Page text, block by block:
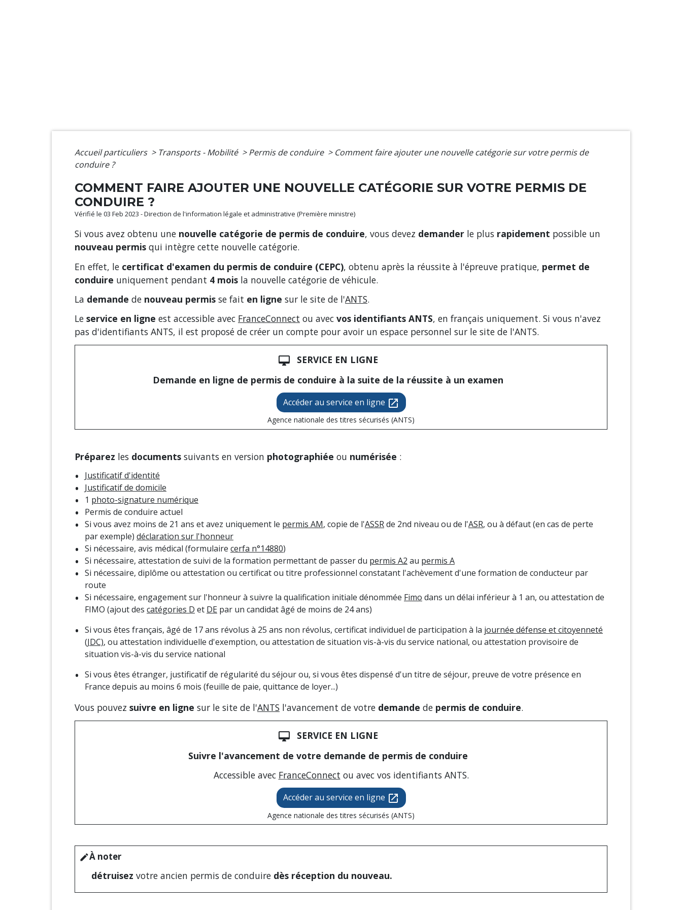
Accueil particuliers > Transports - Mobilité > Permis de conduire > Comment faire ajouter une nouvelle catégorie sur votre permis de
conduire ?
COMMENT FAIRE AJOUTER UNE NOUVELLE CATÉGORIE SUR VOTRE PERMIS DE
CONDUIRE ?
Vérifié le 03 Feb 2023 - Direction de l'information légale et administrative (Première ministre)
Si vous avez obtenu une nouvelle catégorie de permis de conduire, vous devez demander le plus rapidement possible un
nouveau permis qui intègre cette nouvelle catégorie.
En effet, le certificat d'examen du permis de conduire (CEPC), obtenu après la réussite à l'épreuve pratique, permet de
conduire uniquement pendant 4 mois la nouvelle catégorie de véhicule.
La demande de nouveau permis se fait en ligne sur le site de l'ANTS.
Le service en ligne est accessible avec FranceConnect ou avec vos identifiants ANTS, en français uniquement. Si vous n'avez
pas d'identifiants ANTS, il est proposé de créer un compte pour avoir un espace personnel sur le site de l'ANTS.
desktop_mac
SERVICE EN LIGNE
Demande en ligne de permis de conduire à la suite de la réussite à un examen
Accéder au service en ligne open_in_new
Agence nationale des titres sécurisés (ANTS)
Préparez les documents suivants en version photographiée ou numérisée :
Justificatif d'identité
Justificatif de domicile
1 photo-signature numérique
Permis de conduire actuel
Si vous avez moins de 21 ans et avez uniquement le permis AM, copie de l'ASSRde 2nd niveau ou de l'ASR, ou à défaut (en cas de perte
par exemple) déclaration sur l'honneur
Si nécessaire, avis médical (formulaire cerfa n°14880)
Si nécessaire, attestation de suivi de la formation permettant de passer du permis A2 au permis A
Si nécessaire, diplôme ou attestation ou certificat ou titre professionnel constatant l'achèvement d'une formation de conducteur par
route
Si nécessaire, engagement sur l'honneur à suivre la qualification initiale dénommée Fimo dans un délai inférieur à 1 an, ou attestation de
FIMO (ajout des catégories D et DE par un candidat âgé de moins de 24 ans)
Si vous êtes français, âgé de 17 ans révolus à 25 ans non révolus, certificat individuel de participation à la journée défense et citoyenneté
(JDC), ou attestation individuelle d'exemption, ou attestation de situation vis-à-vis du service national, ou attestation provisoire de
situation vis-à-vis du service national
Si vous êtes étranger, justificatif de régularité du séjour ou, si vous êtes dispensé d'un titre de séjour, preuve de votre présence en
France depuis au moins 6 mois (feuille de paie, quittance de loyer...)
Vous pouvez suivre en ligne sur le site de l'ANTS l'avancement de votre demande de permis de conduire.
desktop_mac
SERVICE EN LIGNE
Suivre l'avancement de votre demande de permis de conduire
Accessible avec FranceConnect ou avec vos identifiants ANTS.
Accéder au service en ligne open_in_new
Agence nationale des titres sécurisés (ANTS)
editÀ noter
détruisez votre ancien permis de conduire dès réception du nouveau.